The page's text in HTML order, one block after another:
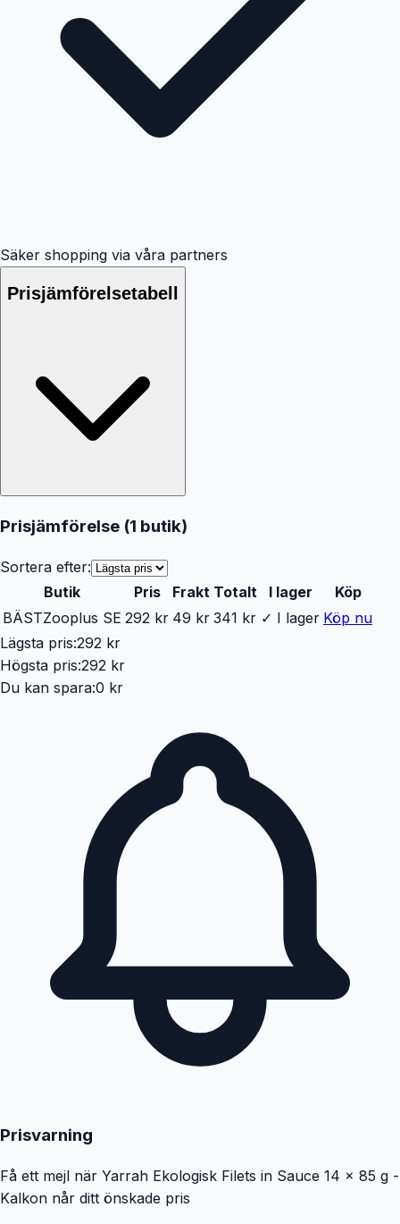
Säker shopping via våra partners
Prisjämförelsetabell
Prisjämförelse (1 butik)
Sortera efter:
Butik
Pris Frakt Totalt I lager
Köp
BÄSTZooplus SE 292 kr 49 kr 341 kr ✓ I lager Köp nu
Lägsta pris:292 kr
Högsta pris:292 kr
Du kan spara:0 kr
Prisvarning
Få ett mejl när Yarrah Ekologisk Filets in Sauce 14 x 85 g -
Kalkon når ditt önskade pris